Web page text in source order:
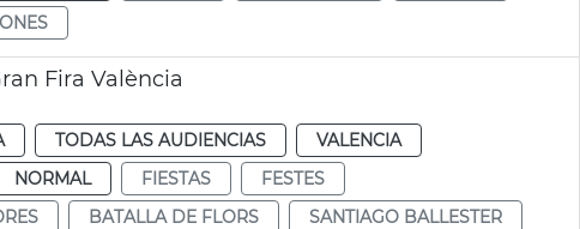
Fira València
TODAS LAS AUDIENCIAS
VALENCIA
NORMAL FIESTAS
FESTES
BATALLA DE FLORS
SANTIAGO BALLESTER